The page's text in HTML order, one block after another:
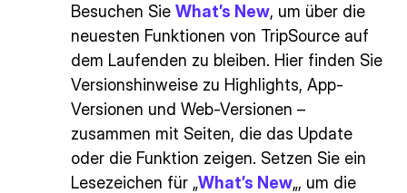
Besuchen Sie What’s New, um über die
neuesten Funktionen von TripSource auf
dem Laufenden zu bleiben. Hier finden Sie
Versionshinweise zu Highlights, App-
Versionen und Web-Versionen –
zusammen mit Seiten, die das Update
oder die Funktion zeigen. Setzen Sie ein
Lesezeichen für „What’s New„, um die